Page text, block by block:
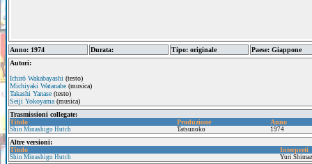
Anno: 1974 Durata: Tipo: originale
Paese: Giappone
Autori:
Ichirō Wakabayashi (testo)
Michiyaki Watanabe (musica)
Takashi Yanase (testo)
Seiji Yokoyama (musica)
Trasmissioni collegate:
Titolo
Produzione Anno
Shin Minashigo Hutch Tatsunoko 1974
Altre versioni:
Titolo
Interpreti
Shin Minashigo Hutch Yuri